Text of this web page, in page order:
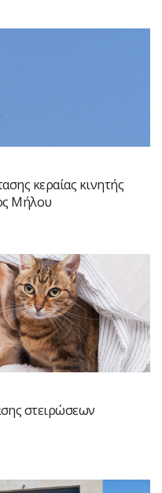
κεραίας κινητής
Μήλου
στειρώσεων